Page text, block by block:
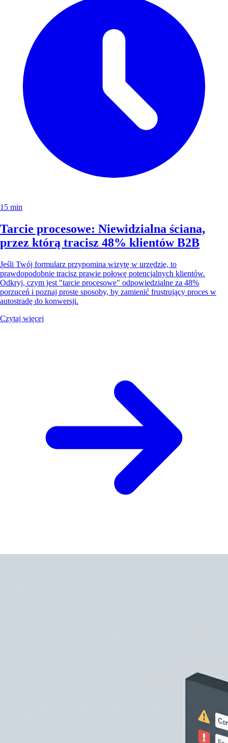
15 min
Tarcie procesowe: Niewidzialna ściana,
przez którą tracisz 48% klientów B2B
Jeśli Twój formularz przypomina wizytę w urzędzie, to
prawdopodobnie tracisz prawie połowę potencjalnych klientów.
Odkryj, czym jest "tarcie procesowe" odpowiedzialne za 48%
porzuceń i poznaj proste sposoby, by zamienić frustrujący proces w
autostradę do konwersji.
Czytaj więcej